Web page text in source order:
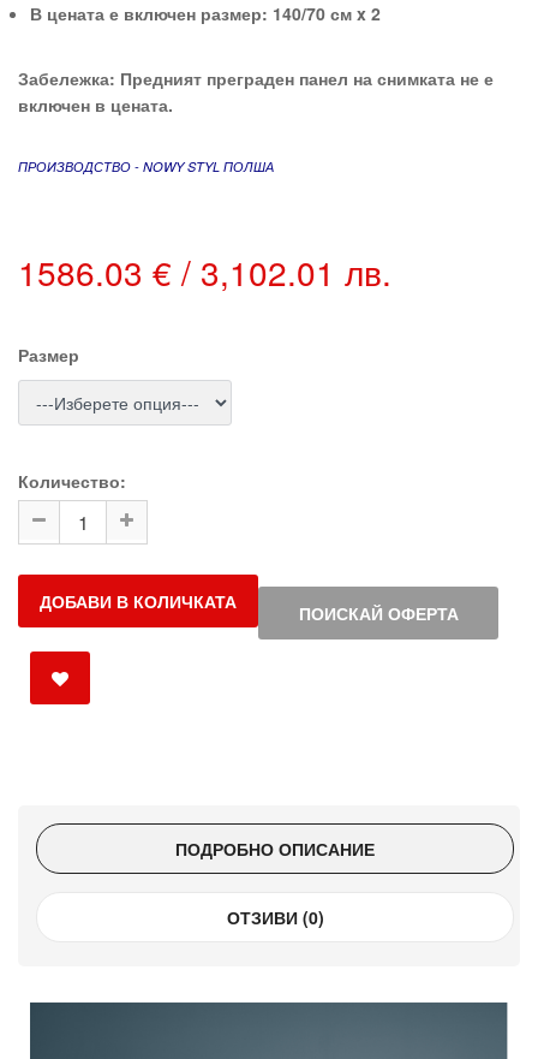
В цената е включен размер: 140/70 см x 2
Забележка: Предният преграден панел на снимката не е
включен в цената.
ПРОИЗВОДСТВО - NOWY STYL ПОЛША
1586.03 € / 3,102.01 лв.
Размер
Количество:
ДОБАВИ В КОЛИЧКАТА ПОИСКАЙ ОФЕРТА
ПОДРОБНО ОПИСАНИЕ
ОТЗИВИ (0)